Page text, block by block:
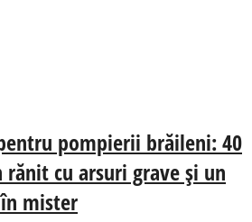
pompierii brăileni: 40
cu arsuri grave și un
mister